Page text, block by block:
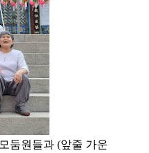
둠원들과 (앞줄 가운